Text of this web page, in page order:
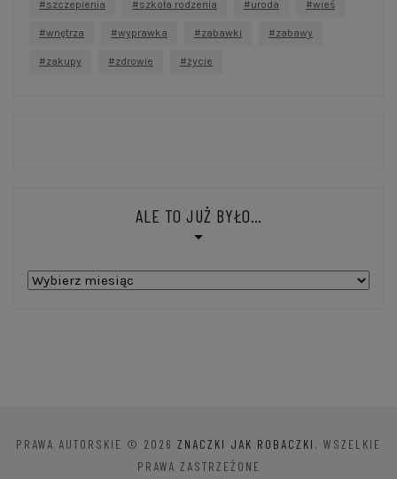
szczepienia szkoła rodzenia uroda wieś
wnętrza wyprawka zabawki zabawy
zakupy zdrowie życie
ALE TO JUŻ BYŁO…
Ale
PRAWA AUTORSKIE © 2026 ZNACZKI JAK ROBACZKI . WSZELKIE
PRAWA ZASTRZEŻONE